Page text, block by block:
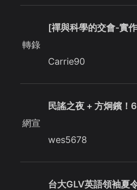
轉錄
[禪與科學的交會-實
Carrie90
網宣
民謠之夜 + 方炯鑌
wes5678
台大GLV英語領袖夏